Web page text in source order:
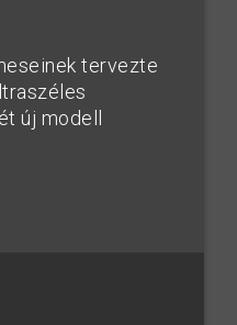
tervezte
új modell